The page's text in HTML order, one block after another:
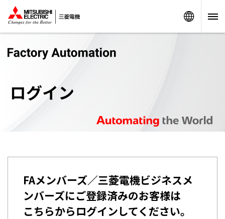
ログイン
FAメンバーズ／三菱電機ビジネスメ
ンバーズにご登録済みのお客様は
こちらからログインしてください。